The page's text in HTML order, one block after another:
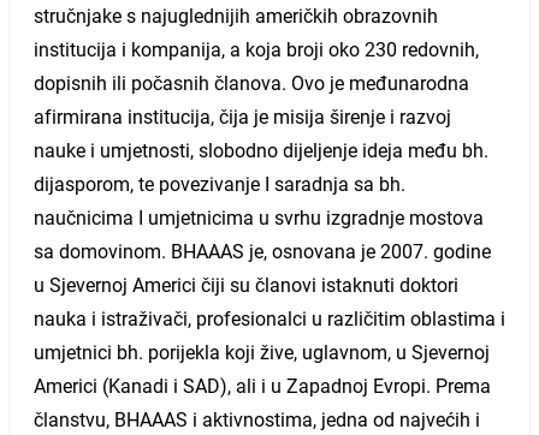
stručnjake s najuglednijih američkih obrazovnih
institucija i kompanija, a koja broji oko 230 redovnih,
dopisnih ili počasnih članova. Ovo je međunarodna
afirmirana institucija, čija je misija širenje i razvoj
nauke i umjetnosti, slobodno dijeljenje ideja među bh.
dijasporom, te povezivanje I saradnja sa bh.
naučnicima I umjetnicima u svrhu izgradnje mostova
sa domovinom. BHAAAS je, osnovana je 2007. godine
u Sjevernoj Americi čiji su članovi istaknuti doktori
nauka i istraživači, profesionalci u različitim oblastima i
umjetnici bh. porijekla koji žive, uglavnom, u Sjevernoj
Americi (Kanadi i SAD), ali i u Zapadnoj Evropi. Prema
članstvu, BHAAAS i aktivnostima, jedna od najvećih i